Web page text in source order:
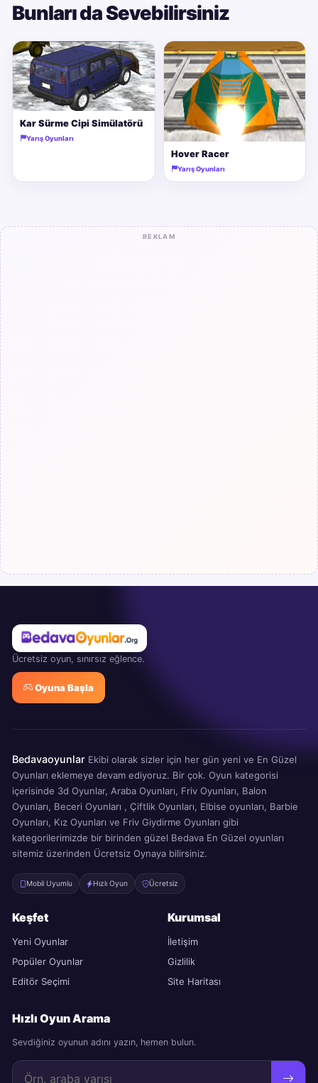
Bunları da Sevebilirsiniz
Kar Sürme Cipi Simülatörü
Yarış Oyunları
Hover Racer
Yarış Oyunları
REKLAM
Ücretsiz oyun, sınırsız eğlence.
Oyuna Başla
Bedavaoyunlar Ekibi olarak sizler için her gün yeni ve En Güzel
Oyunları eklemeye devam ediyoruz. Bir çok. Oyun kategorisi
içerisinde 3d Oyunlar, Araba Oyunları, Friv Oyunları, Balon
Oyunları, Beceri Oyunları , Çiftlik Oyunları, Elbise oyunları, Barbie
Oyunları, Kız Oyunları ve Friv Giydirme Oyunları gibi
kategorilerimizde bir birinden güzel Bedava En Güzel oyunları
sitemiz üzerinden Ücretsiz Oynaya bilirsiniz.
Mobil Uyumlu Hızlı Oyun Ücretsiz
Keşfet
Yeni Oyunlar
Popüler Oyunlar
Editör Seçimi
Kurumsal
İletişim
Gizlilik
Site Haritası
Hızlı Oyun Arama
Sevdiğiniz oyunun adını yazın, hemen bulun.